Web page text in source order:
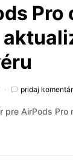
Pro
pridaj komentár
pre AirPods Pro